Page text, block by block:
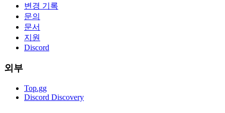
변경 기록
문의
문서
지원
Discord
외부
Top.gg
Discord Discovery